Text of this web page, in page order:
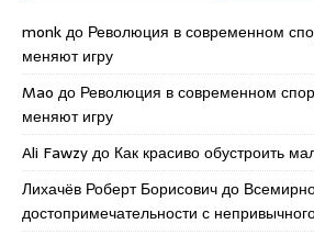
monkдо Революция в современном
меняют игру
Mao до Революция в современном
меняют игру
Ali Fawzyдо Как красиво обустроить
Лихачёв Роберт Борисовичдо
достопримечательности с